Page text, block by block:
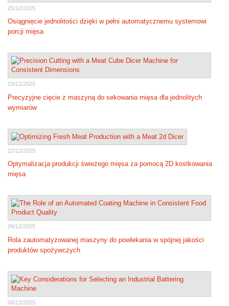
25/12/2025
Osiągnięcie jednolitości dzięki w pełni automatycznemu systemowi
porcji mięsa
23/12/2025
Precyzyjne cięcie z maszyną do sekowania mięsa dla jednolitych
wymiarów
22/12/2025
Optymalizacja produkcji świeżego mięsa za pomocą 2D kostkowania
mięsa
09/12/2025
Rola zautomatyzowanej maszyny do powlekania w spójnej jakości
produktów spożywczych
08/12/2025